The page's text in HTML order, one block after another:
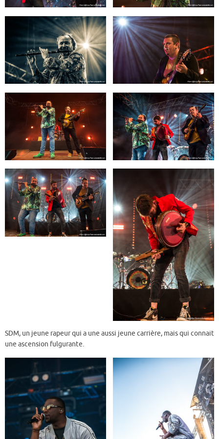
SDM, un jeune rapeur qui a une aussi jeune carrière, mais qui connait
une ascension fulgurante.